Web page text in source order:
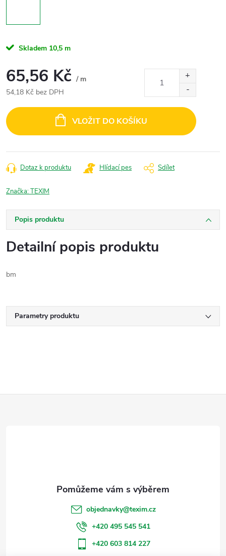
Skladem 10,5 m
65,56 Kč / m
54,18 Kč bez DPH
cena:
VLOŽIT DO KOŠÍKU
Dotaz k produktu Hlídací pes Sdílet
Značka:TEXIM
Popis produktu
Detailní popis produktu
bm
Parametry produktu
objednavky@texim.cz
+420 495 545 541
+420 603 814 227